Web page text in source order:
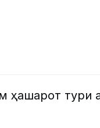
ҳашарот тури